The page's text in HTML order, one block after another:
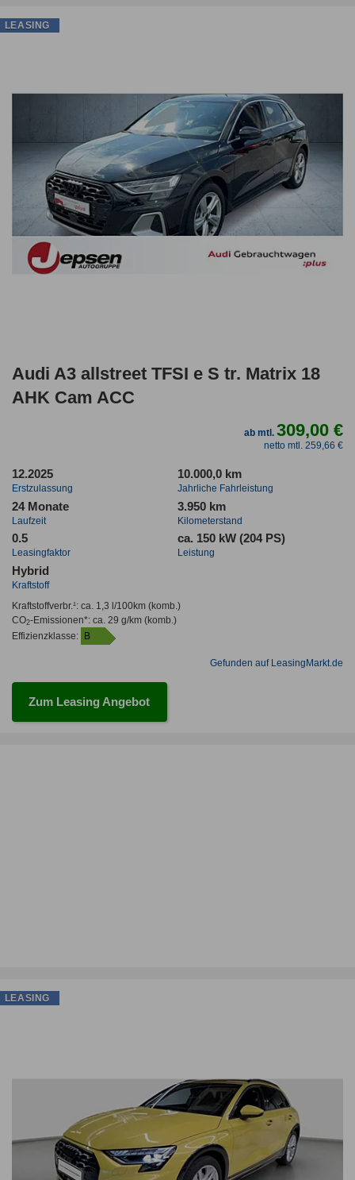
Audi A3 allstreet TFSI e S tr. Matrix 18
AHK Cam ACC
ab mtl.309,00 €
netto mtl. 259,66 €
12.2025
Erstzulassung
10.000,0 km
Jahrliche Fahrleistung
24 Monate
Laufzeit
3.950 km
Kilometerstand
0.5
Leasingfaktor
ca. 150 kW (204 PS)
Leistung
Hybrid
Kraftstoff
Kraftstoffverbr.¹: ca. 1,3 l/100km(komb.)
CO2-Emissionen*: ca. 29 g/km(komb.)
Effizienzklasse:
B
Gefunden auf LeasingMarkt.de
Zum Leasing Angebot
LEASING
LEASING